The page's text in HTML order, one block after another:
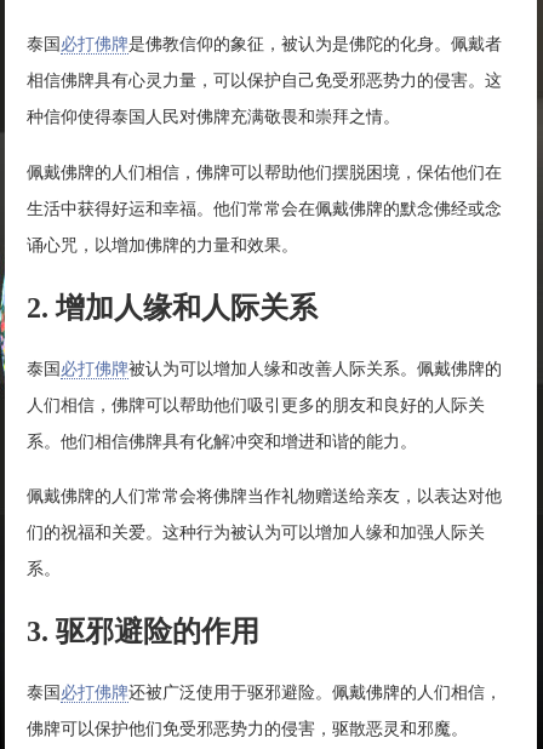
泰国 必打佛牌是佛教信仰的象征，被认为是佛陀的化身。佩戴者
相信佛牌具有心灵力量，可以保护自己免受邪恶势力的侵害。这
种信仰使得泰国人民对佛牌充满敬畏和崇拜之情。
佩戴佛牌的人们相信，佛牌可以帮助他们摆脱困境，保佑他们在
生活中获得好运和幸福。他们常常会在佩戴佛牌的默念佛经或念
诵心咒，以增加佛牌的力量和效果。
2. 增加人缘和人际关系
泰国 必打佛牌被认为可以增加人缘和改善人际关系。佩戴佛牌的
人们相信，佛牌可以帮助他们吸引更多的朋友和良好的人际关
系。他们相信佛牌具有化解冲突和增进和谐的能力。
佩戴佛牌的人们常常会将佛牌当作礼物赠送给亲友，以表达对他
们的祝福和关爱。这种行为被认为可以增加人缘和加强人际关
系。
3. 驱邪避险的作用
泰国 必打佛牌还被广泛使用于驱邪避险。佩戴佛牌的人们相信，
佛牌可以保护他们免受邪恶势力的侵害，驱散恶灵和邪魔。